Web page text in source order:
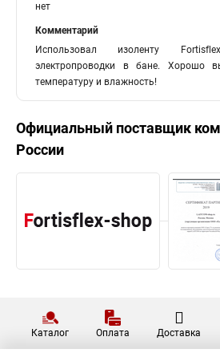
нет
Комментарий
Использовал изоленту
электропроводки в бане. Хорошо
температуру и влажность!
Официальный поставщик
России
Каталог Оплата Доставка